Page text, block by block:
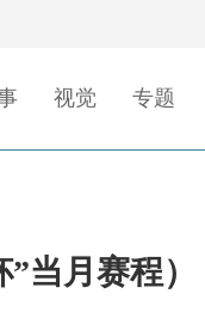
视觉 专题
当月赛程）